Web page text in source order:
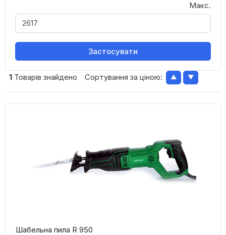
Макс.
Застосувати
1Товарів знайдено Сортування за ціною: ▲ ▼
Шабельна пила R 950